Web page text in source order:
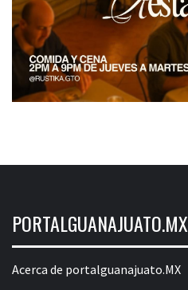
PORTALGUANAJUATO.MX
Acerca de portalguanajuato.MX